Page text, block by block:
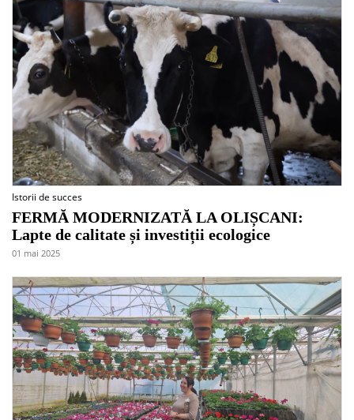
Istorii de succes
FERMĂ MODERNIZATĂ LA OLIȘCANI:
Lapte de calitate și investiții ecologice
01 mai 2025